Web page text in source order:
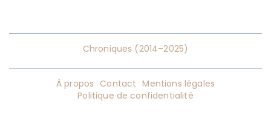
Chroniques (2014–2025)
À propos Contact Mentions légales
Politique de confidentialité